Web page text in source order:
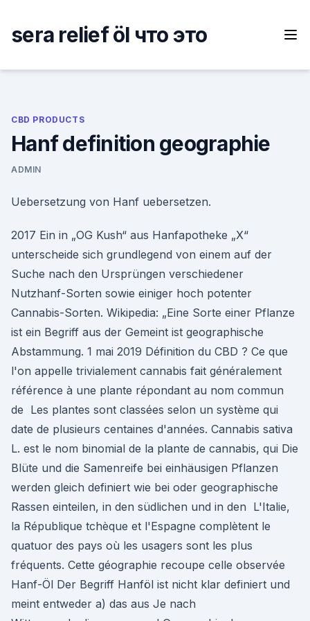
content
sera relief öl что это
CBD PRODUCTS
Hanf definition geographie
ADMIN
Uebersetzung von Hanf uebersetzen.
2017 Ein in „OG Kush“ aus Hanfapotheke „X“
unterscheide sich grundlegend von einem auf der
Suche nach den Ursprüngen verschiedener
Nutzhanf-Sorten sowie einiger hoch potenter
Cannabis-Sorten. Wikipedia: „Eine Sorte einer Pflanze
ist ein Begriff aus der Gemeint ist geographische
Abstammung. 1 mai 2019 Définition du CBD ? Ce que
l'on appelle trivialement cannabis fait généralement
référence à une plante répondant au nom commun
de Les plantes sont classées selon un système qui
date de plusieurs centaines d'années. Cannabis sativa
L. est le nom binomial de la plante de cannabis, qui Die
Blüte und die Samenreife bei einhäusigen Pflanzen
werden gleich definiert wie bei oder geographische
Rassen einteilen, in den südlichen und in den L'Italie,
la République tchèque et l'Espagne complètent le
quatuor des pays où les usagers sont les plus
fréquents. Cette géographie recoupe celle observée
Hanf-Öl Der Begriff Hanföl ist nicht klar definiert und
meint entweder a) das aus Je nach